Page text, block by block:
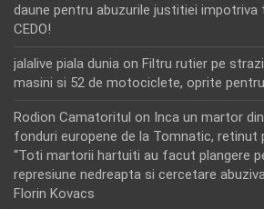
daune pentru abuzurile justitiei impotriva
CEDO!
jalalive piala dunia on Filtru rutier pe
masini si 52 de motociclete, oprite
Rodion Camatoritul on Inca un martor
fonduri europene de la Tomnatic, retinut
“Toti martorii hartuiti au facut plangere
represiune nedreapta si cercetare
Florin Kovacs